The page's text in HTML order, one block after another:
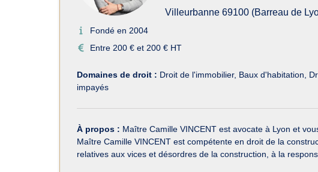
Villeurbanne 69100 (Barreau de
Fondé en 2004
Entre 200 € et 200 € HT
Domaines de droit : Droit de l'immobilier Baux d'habitation
impayés
À propos : Maître Camille VINCENT est avocate à Lyon et
Maître Camille VINCENT est compétente en droit de la
relatives aux vices et désordres de la construction, à la